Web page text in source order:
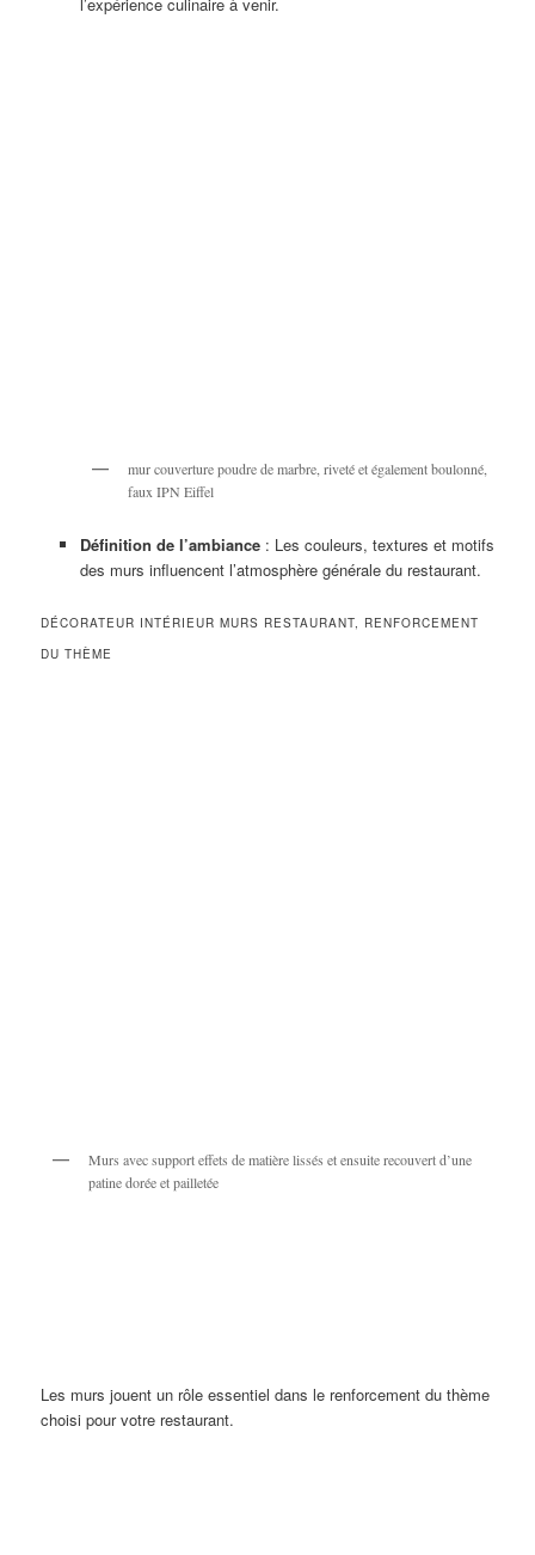
mur couverture poudre de marbre, riveté et également boulonné,
faux IPN Eiffel
Définition de l’ambiance: Les couleurs, textures et motifs
des murs influencent l’atmosphère générale du restaurant.
DÉCORATEUR INTÉRIEUR MURS RESTAURANT, RENFORCEMENT
DU THÈME
Murs avec support effets de matière lissés et ensuite recouvert d’une
patine dorée et pailletée
Les murs jouent un rôle essentiel dans le renforcement du thème
choisi pour votre restaurant.